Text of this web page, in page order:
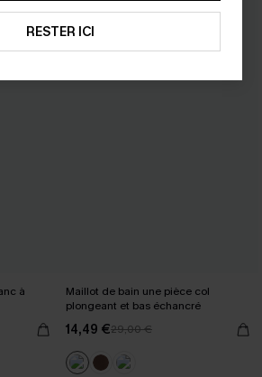
à
Maillot de bain une pièce col
plongeant et bas échancré
14,49 €29,00 €
RESTER ICI